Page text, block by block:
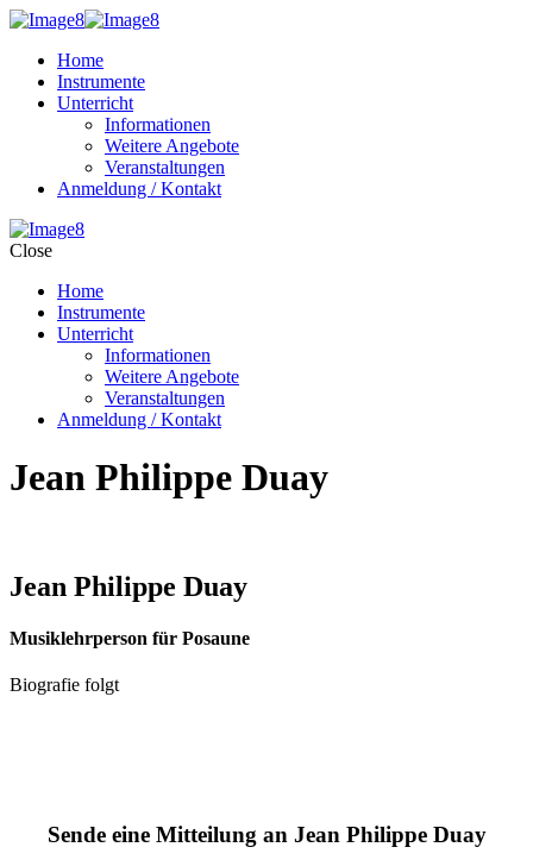
Home
Instrumente
Unterricht
Informationen
Weitere Angebote
Veranstaltungen
Anmeldung / Kontakt
Close
Home
Instrumente
Unterricht
Informationen
Weitere Angebote
Veranstaltungen
Anmeldung / Kontakt
Jean Philippe Duay
Jean Philippe Duay
Musiklehrperson für Posaune
Biografie folgt
Sende eine Mitteilung an Jean Philippe Duay